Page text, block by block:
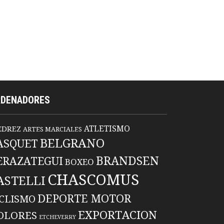
ARTES MARCIALES ATLETISMO
BELGRANO
BOXEO BRANDSEN
CHASCOMUS
DEPORTE MOTOR
ETCHEVERRY EXPORTACION